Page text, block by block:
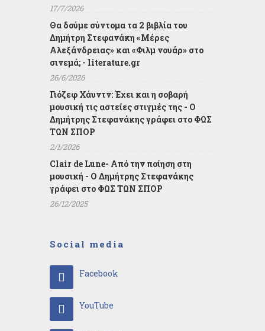
17/7/2026
Θα δούμε σύντομα τα 2 βιβλία του
Δημήτρη Στεφανάκη «Μέρες
Αλεξάνδρειας» και «Φιλμ νουάρ» στο
σινεμά; - literature.gr
26/6/2026
Γιόζεφ Χάυντν: Έχει και η σοβαρή
μουσική τις αστείες στιγμές της - Ο
Δημήτρης Στεφανάκης γράφει στο ΦΩΣ
ΤΩΝ ΣΠΟΡ
2/1/2026
Clair de Lune- Από την ποίηση στη
μουσική - Ο Δημήτρης Στεφανάκης
γράφει στο ΦΩΣ ΤΩΝ ΣΠΟΡ
26/12/2025
Social media
Facebook
YouTube